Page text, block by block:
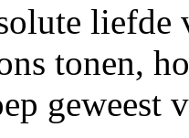
tonen,
geweest